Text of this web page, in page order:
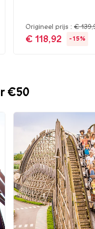
Origineel prijs : €
€ 118,92 -15%
€50